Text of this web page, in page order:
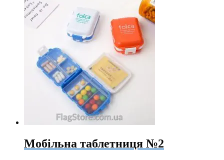
Мобільна таблетниця №2